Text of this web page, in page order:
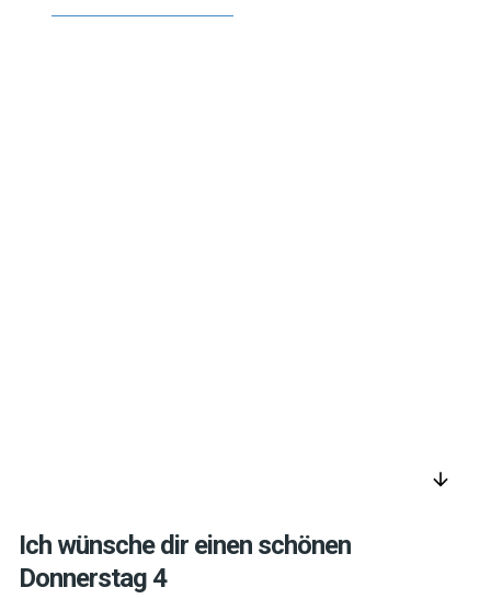
arrow_downward
Ich wünsche dir einen schönen
Donnerstag 4